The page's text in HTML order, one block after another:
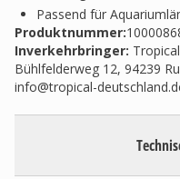
Passend für
Produktnummer:
Inverkehrbringer:
Bühlfelderweg 12, 94239
info@tropical-